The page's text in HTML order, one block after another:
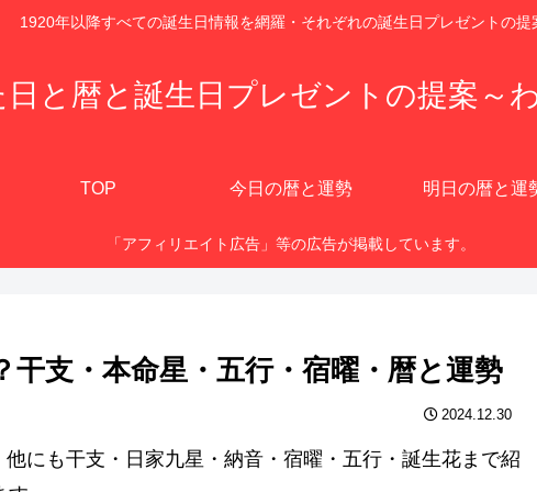
1920年以降すべての誕生日情報を網羅・それぞれの誕生日プレゼントの提
と暦と誕生日プレゼントの提案～
TOP 今日の暦と運勢 明日の暦と運
「アフィリエイト広告」等の広告が掲載しています。
干支・本命星・五行・宿曜・暦と運勢
2024.12.30
にも干支・日家九星・納音・宿曜・五行・誕生花まで紹